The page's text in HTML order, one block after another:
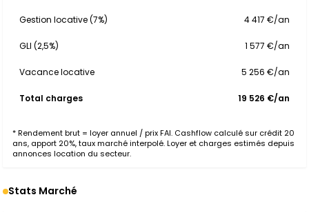
Gestion locative (7%) 4 417 €/an
GLI (2,5%) 1 577 €/an
Vacance locative 5 256 €/an
Total charges 19 526 €/an
* Rendement brut = loyer annuel / prix FAI. Cashflow calculé sur crédit 20
ans, apport 20%, taux marché interpolé. Loyer et charges estimés depuis
annonces location du secteur.
Stats Marché